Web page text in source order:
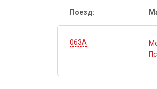
Поезд:
063А